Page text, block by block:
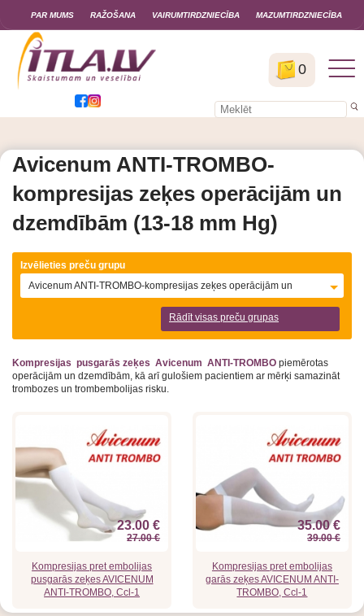
0
PAR MUMS RAŽOŠANA VAIRUMTIRDZNIECĪBA MAZUMTIRDZNIECĪBA
Avicenum ANTI-TROMBO-
kompresijas zeķes operācijām un
dzemdībām (13-18 mm Hg)
Rādīt visas preču grupas
Izvēlieties preču grupu
Avicenum ANTI-TROMBO-kompresijas zeķes operācijām un
Kompresijas pusgarās zeķes Avicenum ANTI-TROMBO piemērotas
operācijām un dzemdībām, kā arī gulošiem pacientiem ar mērķi samazināt
trombozes un trombembolijas risku.
23.00 €
27.00 €
Kompresijas pret embolijas
pusgarās zeķes AVICENUM
ANTI-TROMBO, Ccl-1
35.00 €
39.00 €
Kompresijas pret embolijas
garās zeķes AVICENUM ANTI-
TROMBO, Ccl-1